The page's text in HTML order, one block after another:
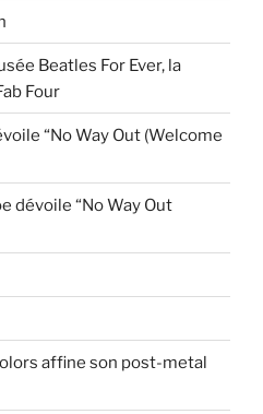
Beatles For Ever, la
Four
“No Way Out (Welcome
dévoile “No Way Out
affine son post-metal